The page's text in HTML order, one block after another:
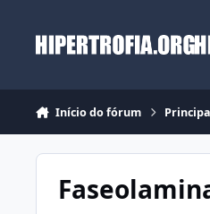
Início do fórum